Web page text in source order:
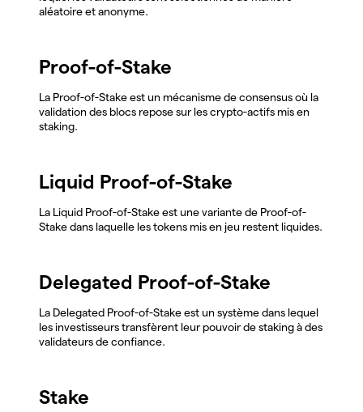
aléatoire et anonyme.
Proof-of-Stake
La Proof-of-Stake est un mécanisme de consensus où la
validation des blocs repose sur les crypto-actifs mis en
staking.
Liquid Proof-of-Stake
La Liquid Proof-of-Stake est une variante de Proof-of-
Stake dans laquelle les tokens mis en jeu restent liquides.
Delegated Proof-of-Stake
La Delegated Proof-of-Stake est un système dans lequel
les investisseurs transfèrent leur pouvoir de staking à des
validateurs de confiance.
Stake